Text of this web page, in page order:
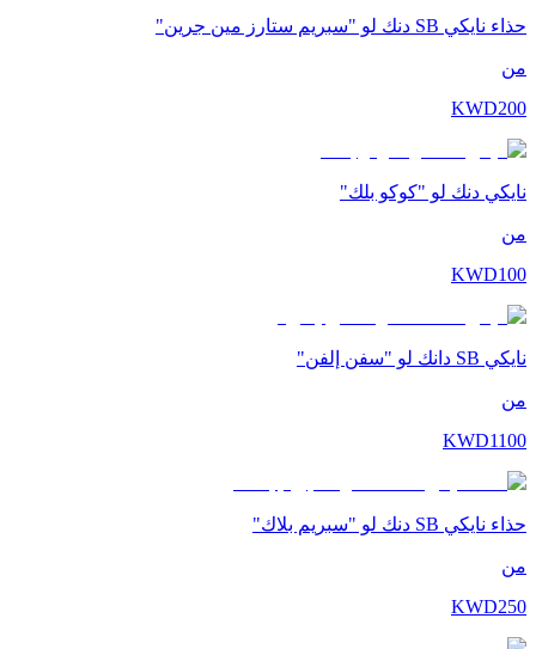
حذاء نايكي SB دنك لو "سبريم ستارز مين جرين"
من
KWD200
نايكي دنك لو "كوكو بلك"
من
KWD100
نايكي SB دانك لو "سفن إلفن"
من
KWD1100
حذاء نايكي SB دنك لو "سبريم بلاك"
من
KWD250